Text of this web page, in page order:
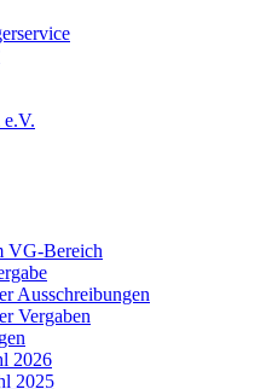
VG-Bereich
Ausschreibungen
Vergaben
2026
2025